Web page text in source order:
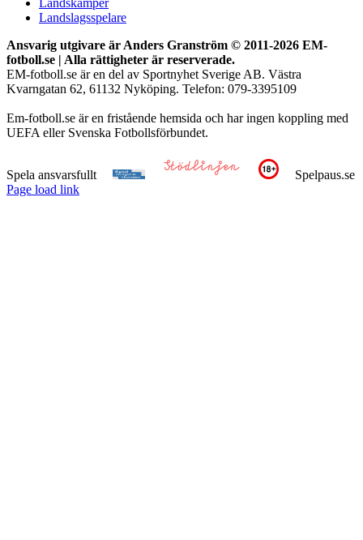
Landskamper
Landslagsspelare
Ansvarig utgivare är Anders Granström © 2011-2026 EM-
fotboll.se | Alla rättigheter är reserverade.
EM-fotboll.se är en del av Sportnyhet Sverige AB. Västra
Kvarngatan 62, 61132 Nyköping. Telefon: 079-3395109
Em-fotboll.se är en fristående hemsida och har ingen koppling med
UEFA eller Svenska Fotbollsförbundet.
Spela ansvarsfullt
Spelpaus.se
Page load link